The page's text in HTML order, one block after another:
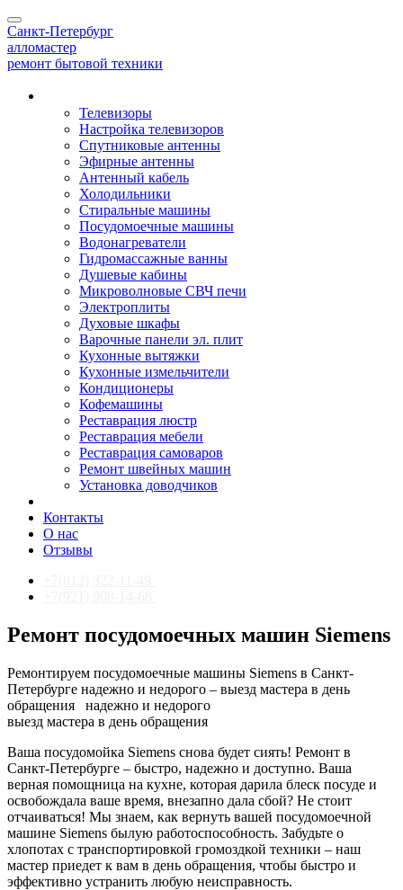
Toggle
navigation
Санкт-Петербург
алломастер
ремонт бытовой техники
Телевизоры
Настройка телевизоров
Спутниковые антенны
Эфирные антенны
Антенный кабель
Холодильники
Стиральные машины
Посудомоечные машины
Водонагреватели
Гидромассажные ванны
Душевые кабины
Микроволновые СВЧ печи
Электроплиты
Духовые шкафы
Варочные панели эл. плит
Кухонные вытяжки
Кухонные измельчители
Кондиционеры
Кофемашины
Реставрация люстр
Реставрация мебели
Реставрация самоваров
Ремонт швейных машин
Установка доводчиков
Контакты
О нас
Отзывы
Ремонт посудомоечных машин Siemens
Ремонтируем посудомоечные машины Siemens в Санкт-
Петербурге надежно и недорого – выезд мастера в день
обращения
надежно и недорого
выезд мастера в день обращения
Ваша посудомойка Siemens снова будет сиять! Ремонт в
Санкт-Петербурге – быстро, надежно и доступно. Ваша
верная помощница на кухне, которая дарила блеск посуде и
освобождала ваше время, внезапно дала сбой? Не стоит
отчаиваться! Мы знаем, как вернуть вашей посудомоечной
машине Siemens былую работоспособность. Забудьте о
хлопотах с транспортировкой громоздкой техники – наш
мастер приедет к вам в день обращения, чтобы быстро и
эффективно устранить любую неисправность.